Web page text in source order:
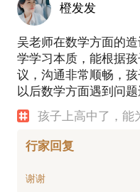
橙发发
吴老师在数学方面的
学学习本质，能根据
议，沟通非常顺畅，
以后数学方面遇到问题
孩子上高中了，能
行家回复